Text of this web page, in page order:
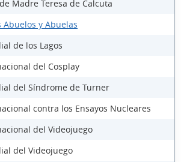
Madre Teresa de Calcuta
Abuelos y Abuelas
de los Lagos
del Cosplay
del Síndrome de Turner
contra los Ensayos Nucleares
del Videojuego
del Videojuego